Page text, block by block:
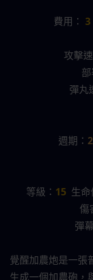
費用： 3
攻擊
彈丸
週期： 2
等級： 15 生命
傷
彈
覺醒加農炮是一張
生成一個加農砲，